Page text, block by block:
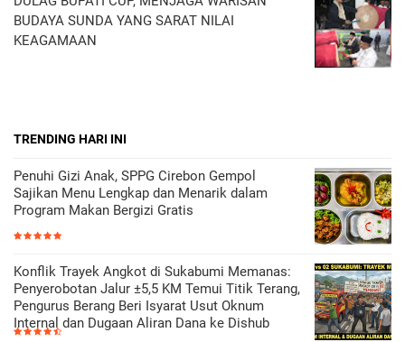
BUDAYA SUNDA YANG SARAT NILAI
KEAGAMAAN
TRENDING HARI INI
Penuhi Gizi Anak, SPPG Cirebon Gempol
Sajikan Menu Lengkap dan Menarik dalam
Program Makan Bergizi Gratis
Konflik Trayek Angkot di Sukabumi Memanas:
Penyerobotan Jalur ±5,5 KM Temui Titik Terang,
Pengurus Berang Beri Isyarat Usut Oknum
Internal dan Dugaan Aliran Dana ke Dishub